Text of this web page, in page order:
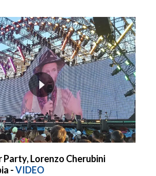
Party, Lorenzo Cherubini
-VIDEO